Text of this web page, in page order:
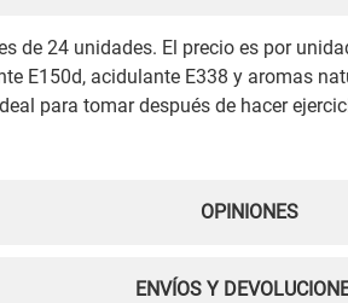
de 24 unidades. El precio es por
E150d, acidulante E338 y aromas
para tomar después de hacer
OPINIONES
ENVÍOS Y